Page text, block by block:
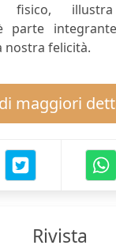
fisico,
parte
nostra felicità.
maggiori
Rivista